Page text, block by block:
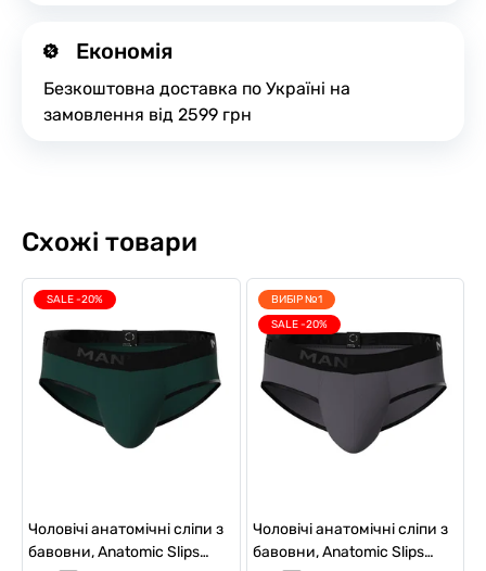
Економія
Безкоштовна доставка по Україні на
замовлення від 2599 грн
Схожі товари
SALE -20%
Чоловічі анатомічні сліпи з
бавовни, Anatomic Slips
ВИБІР №1
SALE -20%
Чоловічі анатомічні сліпи з
бавовни, Anatomic Slips